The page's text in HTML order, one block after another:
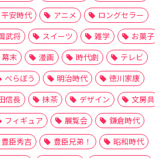
平安時代
アニメ
ロングセラー
武将
スイーツ 雑学
お菓子
幕末
漫画 時代劇
テレビ
べらぼう
明治時代
徳川家康
信長
抹茶 デザイン
文房具
フィギュア
展覧会
鎌倉時代
豊臣秀吉
豊臣兄弟！
昭和時代